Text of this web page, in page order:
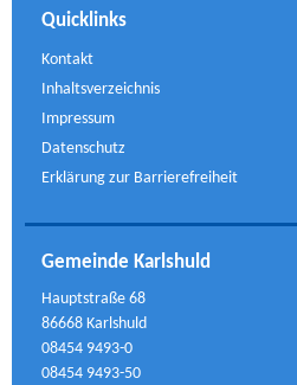
Quicklinks
Kontakt
Inhaltsverzeichnis
Impressum
Datenschutz
Erklärung zur Barrierefreiheit
Gemeinde Karlshuld
Hauptstraße 68
86668 Karlshuld
08454 9493-0
08454 9493-50